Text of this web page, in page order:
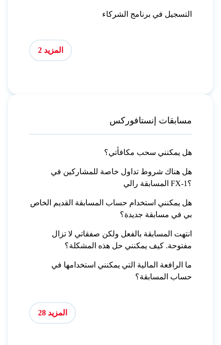
التسجيل في برنامج الشركاء
المزيد 2
مسابقات إنستافوركس
هل يمكنني سحب مكافأتي؟
هل هناك شروط تداول خاصة للمشاركين في
المسابقة رالي FX-1؟
هل يمكنني استخدام حساب المسابقة القديم الخاص
بي في مسابقة جديدة؟
انتهت المسابقة بالفعل ولكن صفقاتي لا تزال
مفتوحة. كيف يمكنني حل هذه المشكلة؟
ما الرافعة المالية التي يمكنني استخدامها في
حساب المسابقة؟
المزيد 28